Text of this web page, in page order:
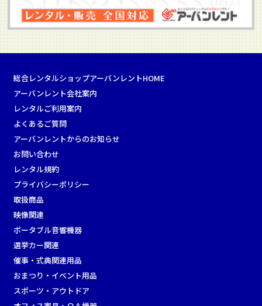
総合レンタルショップアーバンレントHOME
アーバンレント会社案内
レンタルご利用案内
よくあるご質問
アーバンレントからのお知らせ
お問い合わせ
レンタル規約
プライバシーポリシー
取扱商品
映像関連
ポータブル音響機器
選挙カー関連
催事・式典関連用品
おまつり・イベント用品
スポーツ・アウトドア